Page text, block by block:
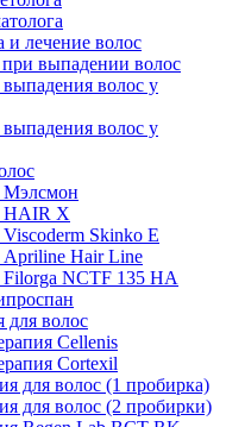
и лечение волос
выпадении волос
волос у
волос у
Мэлсмон
HAIR X
Skinko E
Apriline Hair Line
Filorga NCTF 135 HA
для волос
Cellenis
Cortexil
для волос (1 пробирка)
для волос (2 пробирки)